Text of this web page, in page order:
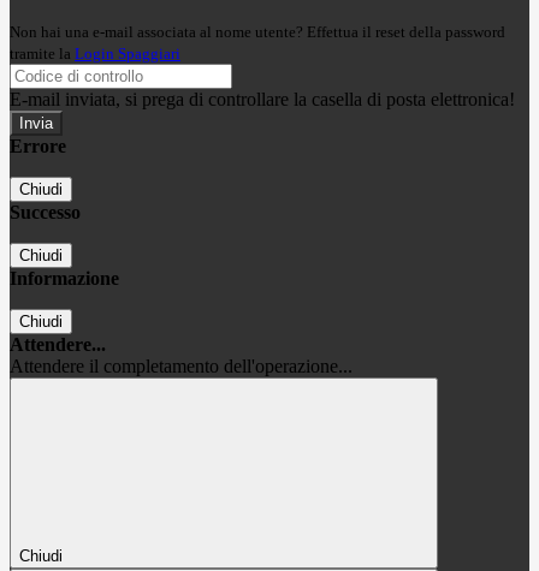
Non hai una e-mail associata al nome utente? Effettua il reset della password
tramite la Login Spaggiari
E-mail inviata, si prega di controllare la casella di posta elettronica!
Errore
Chiudi
Successo
Chiudi
Informazione
Chiudi
Attendere...
Attendere il completamento dell'operazione...
Chiudi